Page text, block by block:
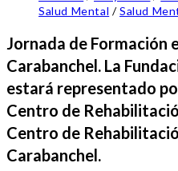
Salud Mental / Salud
Jornada de Formación
Carabanchel. La
estará representado
Centro de
Centro de
Carabanchel.